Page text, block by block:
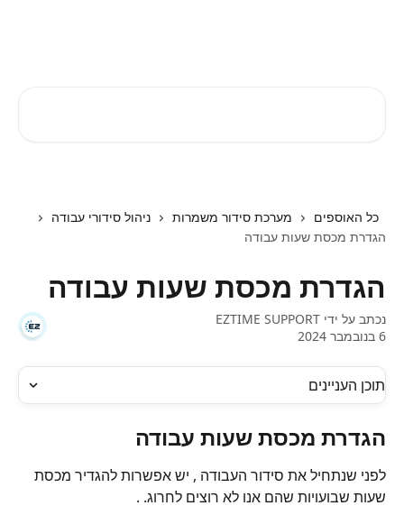
כל האוספים מערכת סידור משמרות
ניהול סידורי עבודה
הגדרת מכסת שעות עבודה
הגדרת מכסת שעות עבודה
נכתב על ידי EZTIME SUPPORT
6 בנובמבר 2024
תוכן העניינים
הגדרת מכסת שעות עבודה
לפני שנתחיל את סידור העבודה , יש אפשרות להגדיר מכסת
שעות שבועויות שהם אנו לא רוצים לחרוג. .